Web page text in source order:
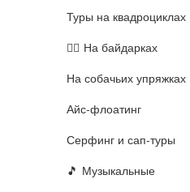
Туры на квадроциклах
На байдарках
На собачьих упряжках
Айс-флоатинг
Серфинг и сап-туры
Музыкальные